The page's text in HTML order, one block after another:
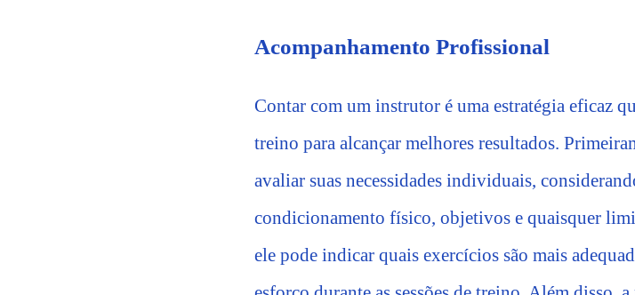
Acompanhamento Profissional
Contar com um instrutor é uma estratégia eficaz
treino para alcançar melhores resultados.
avaliar suas necessidades individuais,
condicionamento físico, objetivos e quaisquer
ele pode indicar quais exercícios são mais